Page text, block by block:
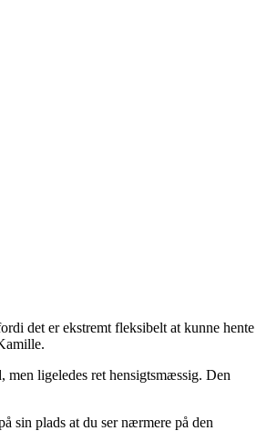
det er ekstremt fleksibelt at kunne hente
ligeledes ret hensigtsmæssig. Den
sin plads at du ser nærmere på den